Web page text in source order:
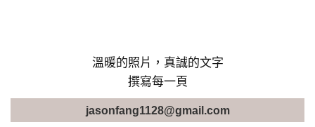
溫暖的照片，真誠的文字
撰寫每一頁
jasonfang1128@gmail.com